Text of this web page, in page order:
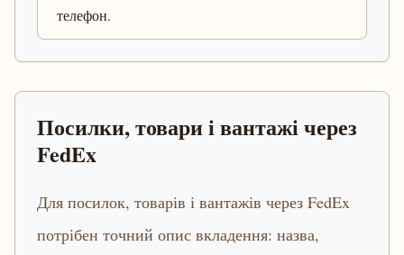
телефон.
Посилки, товари і вантажі через
FedEx
Для посилок, товарів і вантажів через FedEx
потрібен точний опис вкладення: назва,